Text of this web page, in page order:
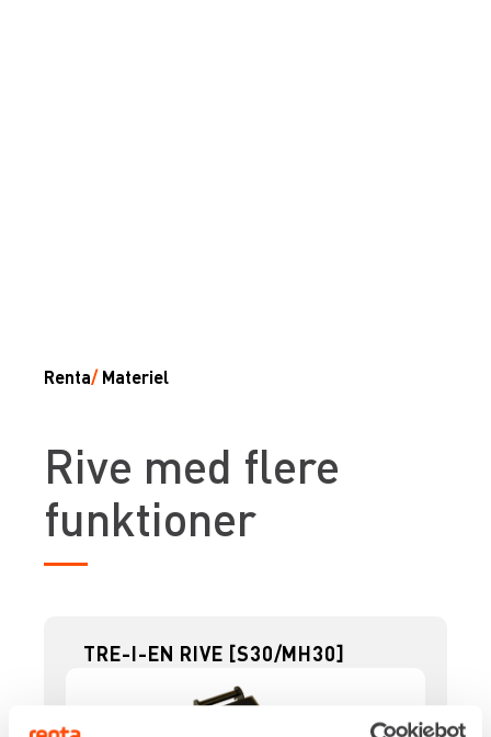
Renta/ Materiel
Rive med flere
funktioner
TRE-I-EN RIVE [S30/MH30]